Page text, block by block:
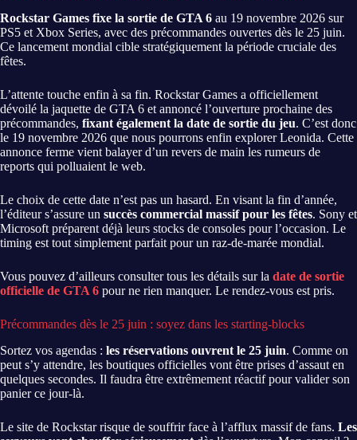
Rockstar Games fixe la sortie de GTA 6 au 19 novembre 2026 sur
PS5 et Xbox Series, avec des précommandes ouvertes dès le 25 juin.
Ce lancement mondial cible stratégiquement la période cruciale des
fêtes.
L’attente touche enfin à sa fin. Rockstar Games a officiellement
dévoilé la jaquette de GTA 6 et annoncé l’ouverture prochaine des
précommandes, fixant également la date de sortie du jeu. C’est donc
le 19 novembre 2026 que nous pourrons enfin explorer Leonida. Cette
annonce ferme vient balayer d’un revers de main les rumeurs de
reports qui polluaient le web.
Le choix de cette date n’est pas un hasard. En visant la fin d’année,
l’éditeur s’assure un succès commercial massif pour les fêtes. Sony et
Microsoft préparent déjà leurs stocks de consoles pour l’occasion. Le
timing est tout simplement parfait pour un raz-de-marée mondial.
Vous pouvez d’ailleurs consulter tous les détails sur la date de sortie
officielle de GTA 6 pour ne rien manquer. Le rendez-vous est pris.
Précommandes dès le 25 juin : soyez dans les starting-blocks
Sortez vos agendas : les réservations ouvrent le 25 juin. Comme on
peut s’y attendre, les boutiques officielles vont être prises d’assaut en
quelques secondes. Il faudra être extrêmement réactif pour valider son
panier ce jour-là.
Le site de Rockstar risque de souffrir face à l’afflux massif de fans. Les